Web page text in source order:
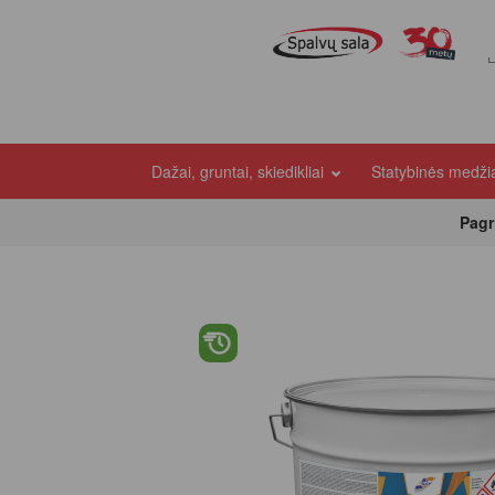
Dažai, gruntai, skiedikliai Statybinės